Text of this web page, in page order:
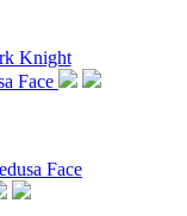
Knight
Face